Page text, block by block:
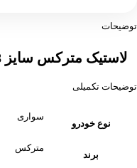
توضیحات
لاستیک مترکس سایز 235/40R18 مدل CAMARGA
توضیحات تکمیلی
نوع خودرو
سواری
برند
مترکس